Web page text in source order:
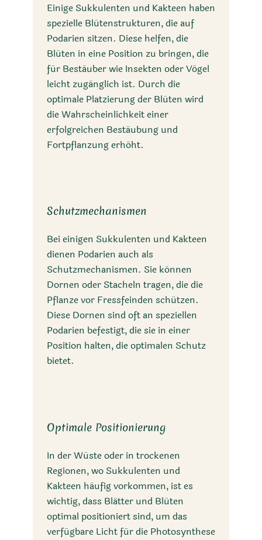
Einige Sukkulenten und Kakteen haben
spezielle Blütenstrukturen, die auf
Podarien sitzen. Diese helfen, die
Blüten in eine Position zu bringen, die
für Bestäuber wie Insekten oder Vögel
leicht zugänglich ist. Durch die
optimale Platzierung der Blüten wird
die Wahrscheinlichkeit einer
erfolgreichen Bestäubung und
Fortpflanzung erhöht.
Schutzmechanismen
Bei einigen Sukkulenten und Kakteen
dienen Podarien auch als
Schutzmechanismen. Sie können
Dornen oder Stacheln tragen, die die
Pflanze vor Fressfeinden schützen.
Diese Dornen sind oft an speziellen
Podarien befestigt, die sie in einer
Position halten, die optimalen Schutz
bietet.
Optimale Positionierung
In der Wüste oder in trockenen
Regionen, wo Sukkulenten und
Kakteen häufig vorkommen, ist es
wichtig, dass Blätter und Blüten
optimal positioniert sind, um das
verfügbare Licht für die Photosynthese